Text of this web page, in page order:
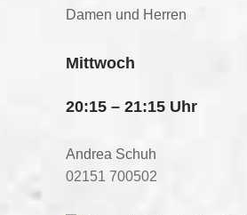
Damen und Herren
Mittwoch
20:15 – 21:15 Uhr
Andrea Schuh
02151 700502